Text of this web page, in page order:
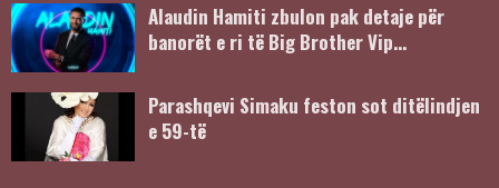
Alaudin Hamiti zbulon pak detaje për
banorët e ri të Big Brother Vip…
Parashqevi Simaku feston sot ditëlindjen
e 59-të